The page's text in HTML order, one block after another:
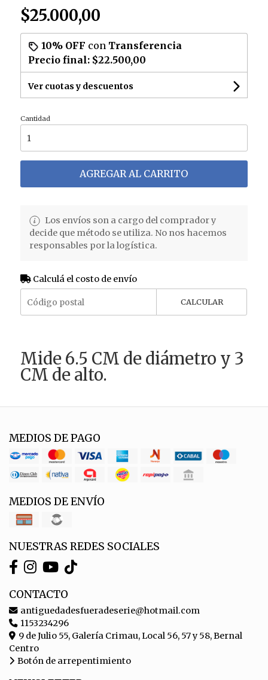
$25.000,00
10% OFF con Transferencia
Precio final: $22.500,00
Ver cuotas y descuentos
Cantidad
AGREGAR AL CARRITO
Los envíos son a cargo del comprador y
decide que método se utiliza. No nos hacemos
responsables por la logística.
Calculá el costo de envío
CALCULAR
Mide 6.5 CM de diámetro y 3
CM de alto.
MEDIOS DE PAGO
MEDIOS DE ENVÍO
NUESTRAS REDES SOCIALES
CONTACTO
antiguedadesfueradeserie@hotmail.com
1153234296
9 de Julio 55, Galería Crimau, Local 56, 57 y 58, Bernal
Centro
Botón de arrepentimiento